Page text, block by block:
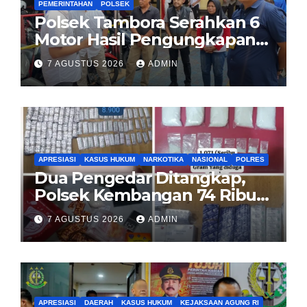
PEMERINTAHAN
POLSEK
Polsek Tambora Serahkan 6
Motor Hasil Pengungkapan
Kasus Curanmor Kepada
Pemilik Yang sah
7 AGUSTUS 2026 ADMIN
APRESIASI KASUS HUKUM NARKOTIKA NASIONAL POLRES
Dua Pengedar Ditangkap,
Polsek Kembangan 74 Ribu
Obat Keras, Sabu Hingga
Puluhan Vape Etomidate
Diamankan
7 AGUSTUS 2026 ADMIN
APRESIASI DAERAH KASUS HUKUM KEJAKSAAN AGUNG RI